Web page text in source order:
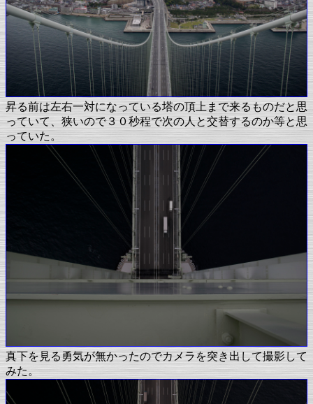
昇る前は左右一対になっている塔の頂上まで来るものだと思
っていて、狭いので３０秒程で次の人と交替するのか等と思
っていた。
真下を見る勇気が無かったのでカメラを突き出して撮影して
みた。